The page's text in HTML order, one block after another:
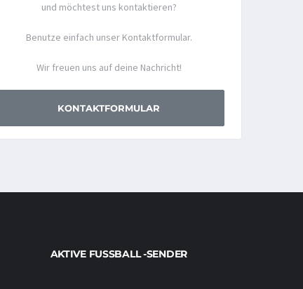
und möchtest uns kontaktieren?
Benutze einfach unser Kontaktformular.
Wir freuen uns auf deine Nachricht!
KONTAKTFORMULAR
AKTIVE FUSSBALL -SENDER